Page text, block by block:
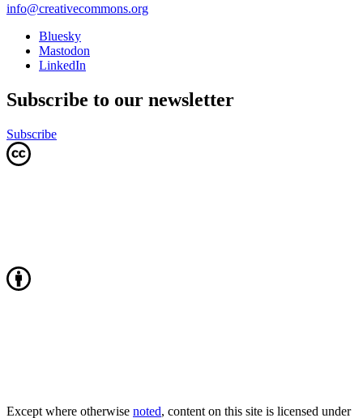
info@creativecommons.org
Bluesky
Mastodon
LinkedIn
Subscribe to our newsletter
Subscribe
Except where otherwise noted, content on this site is licensed under